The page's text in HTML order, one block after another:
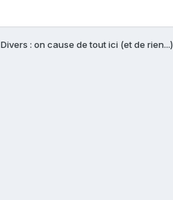
Divers : on cause de tout ici (et de rien...)